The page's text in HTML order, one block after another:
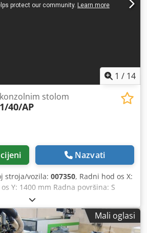
1 / 14
stolom
40/AP
Nazvati
stroja/vozila: 007350, Radni hod os X:
Y: 1400 mm Radna površina: S
nosačima Snaga glavnog vretena:
osi: 4 osi Codpfey Nkytex Aggsha
30 Broj mjesta za alate: 28Mali oglasi